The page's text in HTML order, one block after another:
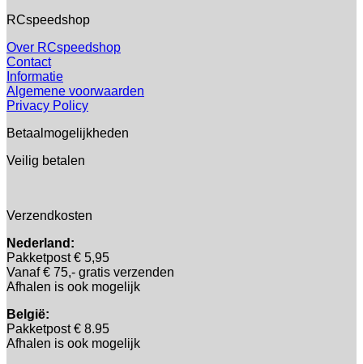
RCspeedshop
Over RCspeedshop
Contact
Informatie
Algemene voorwaarden
Privacy Policy
Betaalmogelijkheden
Veilig betalen
Verzendkosten
Nederland:
Pakketpost € 5,95
Vanaf € 75,- gratis verzenden
Afhalen is ook mogelijk
België:
Pakketpost € 8.95
Afhalen is ook mogelijk